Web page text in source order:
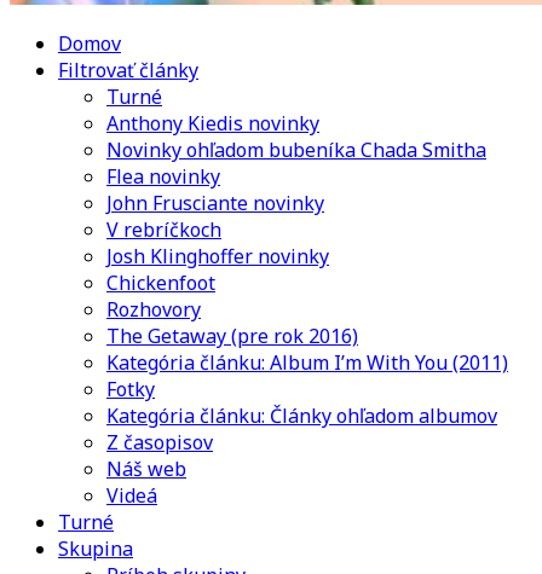
Domov
Filtrovať články
Turné
Anthony Kiedis novinky
Novinky ohľadom bubeníka Chada Smitha
Flea novinky
John Frusciante novinky
V rebríčkoch
Josh Klinghoffer novinky
Chickenfoot
Rozhovory
The Getaway (pre rok 2016)
Kategória článku: Album I’m With You (2011)
Fotky
Kategória článku: Články ohľadom albumov
Z časopisov
Náš web
Videá
Turné
Skupina